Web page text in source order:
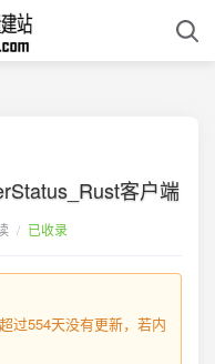
客户端
/ 已收录
过554天没有更新，若内